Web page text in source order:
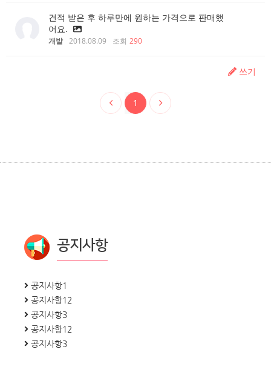
견적 받은 후 하루만에 원하는 가격으로 판매했
어요.
개발 2018.08.09 조회 290
쓰기
1
공지사항
공지사항1
공지사항12
공지사항3
공지사항12
공지사항3